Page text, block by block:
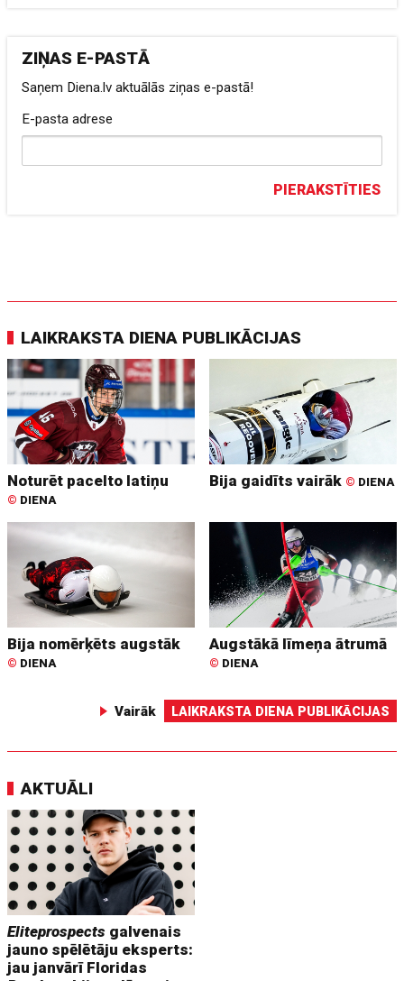
ZIŅAS E-PASTĀ
Saņem Diena.lv aktuālās ziņas e-pastā!
E-pasta adrese
PIERAKSTĪTIES
LAIKRAKSTA DIENA PUBLIKĀCIJAS
Noturēt pacelto latiņu
© DIENA
Bija gaidīts vairāk © DIENA
Bija nomērķēts augstāk
© DIENA
Augstākā līmeņa ātrumā
© DIENA
Vairāk LAIKRAKSTA DIENA PUBLIKĀCIJAS
AKTUĀLI
Eliteprospects galvenais
jauno spēlētāju eksperts:
jau janvārī Floridas